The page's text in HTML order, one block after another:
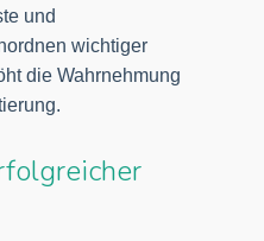
und
wichtiger
die Wahrnehmung